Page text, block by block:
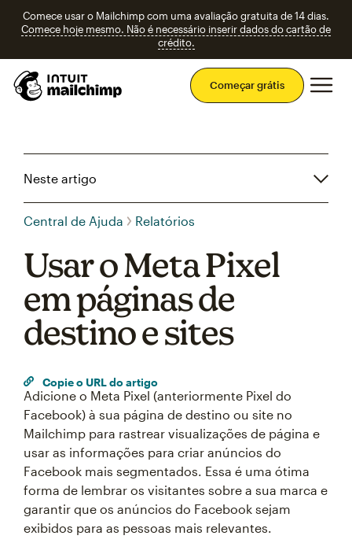
Comece usar o Mailchimp com uma avaliação gratuita de 14 dias.
Comece hoje mesmo. Não é necessário inserir dados do cartão de
crédito.
Começar grátis
Neste artigo
Central de Ajuda Relatórios
Usar o Meta Pixel
em páginas de
destino e sites
Copie o URL do artigo
Adicione o Meta Pixel (anteriormente Pixel do
Facebook) à sua página de destino ou site no
Mailchimp para rastrear visualizações de página e
usar as informações para criar anúncios do
Facebook mais segmentados. Essa é uma ótima
forma de lembrar os visitantes sobre a sua marca e
garantir que os anúncios do Facebook sejam
exibidos para as pessoas mais relevantes.